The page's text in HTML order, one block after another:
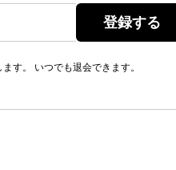
す。 いつでも退会できます。